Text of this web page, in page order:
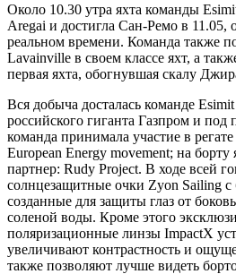
Около 10.30 утра яхта команды
Aregai и достигла Сан-Ремо в 11.05,
реальном времени. Команда также
Lavainville в своем классе яхт, а
первая яхта, обогнувшая скалу
Вся добыча досталась команде
российского гиганта Газпром и
команда принимала участие в
European Energy movement; на
партнер: Rudy Project. В ходе всей
солнцезащитные очки Zyon Sailing
созданные для защиты глаз от
соленой воды. Кроме этого
поляризационные линзы ImpactX
увеличивают контрастность и
также позволяют лучше видеть